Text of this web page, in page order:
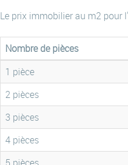
Le prix immobilier au m2 pour
Nombre de pièces
1 pièce
2 pièces
3 pièces
4 pièces